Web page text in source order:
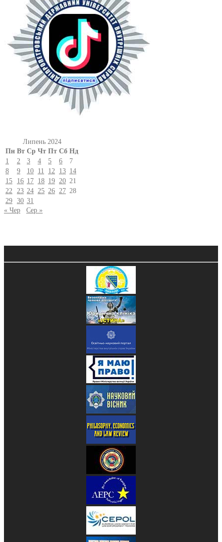
Липень 2024
Пн Вт Ср Чт Пт Сб Нд
1
2 3 4 5 6
7
8
9 10 11 12 13 14
15
16 17 18 19 20 21
22 23 24 25 26 27 28
29 30 31
« Чер
Сер »